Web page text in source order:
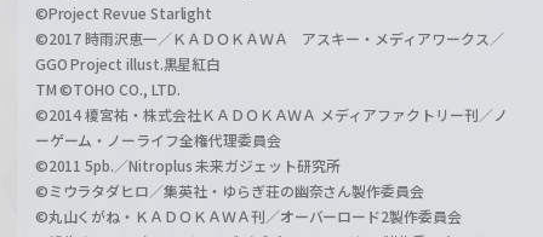
©Project Revue Starlight
©2017 時雨沢恵一／ＫＡＤＯＫＡＷＡ アスキー・メディアワークス／
GGO Project illust.黒星紅白
TM ©TOHO CO., LTD.
©2014 榎宮祐・株式会社ＫＡＤＯＫＡＷＡ メディアファクトリー刊／ノ
ーゲーム・ノーライフ全権代理委員会
©2011 5pb.／Nitroplus 未来ガジェット研究所
©ミウラタダヒロ／集英社・ゆらぎ荘の幽奈さん製作委員会
©丸山くがね・ＫＡＤＯＫＡＷＡ刊／オーバーロード2製作委員会